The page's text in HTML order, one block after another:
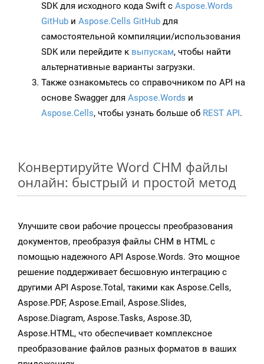
SDK для исходного кода Swift с Aspose.Words
GitHub и Aspose.Cells GitHub для
самостоятельной компиляции/использования
SDK или перейдите к выпускам, чтобы найти
альтернативные варианты загрузки.
Также ознакомьтесь со справочником по API на
основе Swagger для Aspose.Words и
Aspose.Cells, чтобы узнать больше об REST API.
Конвертируйте Word CHM файлы
онлайн: быстрый и простой метод
Улучшите свои рабочие процессы преобразования
документов, преобразуя файлы CHM в HTML с
помощью надежного API Aspose.Words. Это мощное
решение поддерживает бесшовную интеграцию с
другими API Aspose.Total, такими как Aspose.Cells,
Aspose.PDF, Aspose.Email, Aspose.Slides,
Aspose.Diagram, Aspose.Tasks, Aspose.3D,
Aspose.HTML, что обеспечивает комплексное
преобразование файлов разных форматов в ваших